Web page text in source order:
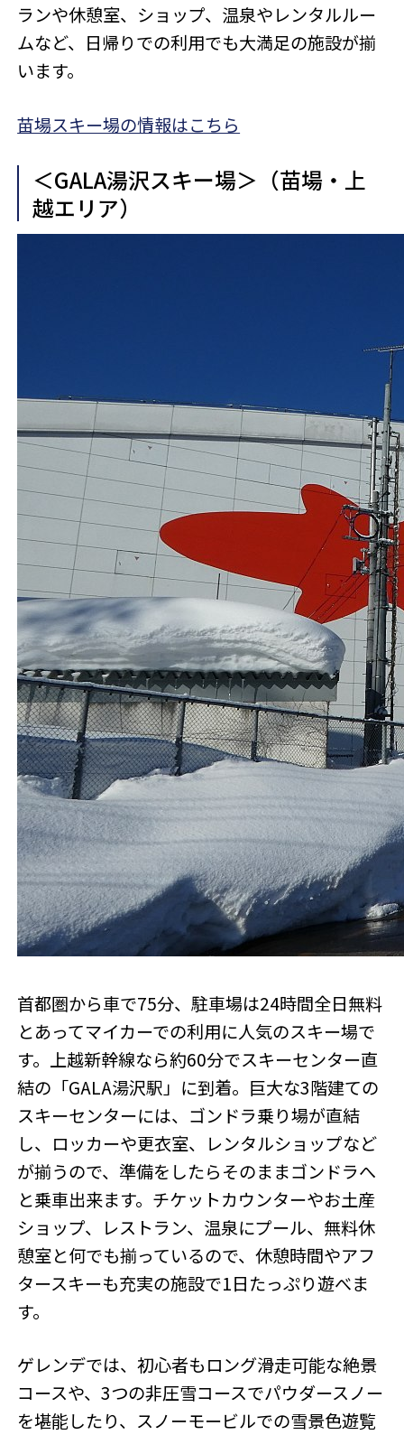
ランや休憩室、ショップ、温泉やレンタルルー
ムなど、日帰りでの利用でも大満足の施設が揃
います。
苗場スキー場の情報はこちら
＜GALA湯沢スキー場＞（苗場・上
越エリア）
首都圏から車で75分、駐車場は24時間全日無料
とあってマイカーでの利用に人気のスキー場で
す。上越新幹線なら約60分でスキーセンター直
結の「GALA湯沢駅」に到着。巨大な3階建ての
スキーセンターには、ゴンドラ乗り場が直結
し、ロッカーや更衣室、レンタルショップなど
が揃うので、準備をしたらそのままゴンドラへ
と乗車出来ます。チケットカウンターやお土産
ショップ、レストラン、温泉にプール、無料休
憩室と何でも揃っているので、休憩時間やアフ
タースキーも充実の施設で1日たっぷり遊べま
す。
ゲレンデでは、初心者もロング滑走可能な絶景
コースや、3つの非圧雪コースでパウダースノー
を堪能したり、スノーモービルでの雪景色遊覧